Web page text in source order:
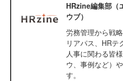
HRzine編集部（
ウブ）
労務管理から戦
リアパス、HRテ
人事に関わる皆
ウ、事例など）
す。